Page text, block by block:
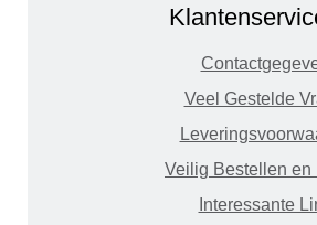
Veel Gestelde
Veilig Bestellen en
Interessante